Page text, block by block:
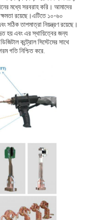
মধ্যে সরবরাহ করি। আমাদের
রয়েছে।এটিতে ১০-৬০
তাপমাত্রা নিয়ন্ত্রণ রয়েছে।
হয় এবং এর স্থায়িত্বের জন্য
কন্ট্রোল সিস্টেমের সাথে
গতি নিশ্চিত করে.